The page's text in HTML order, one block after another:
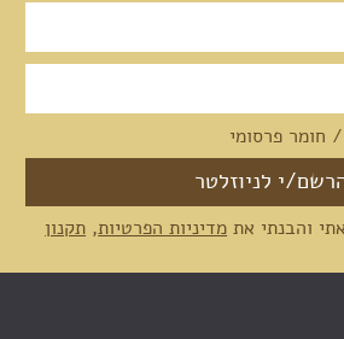
פרסומי
והבנתי את מדיניות הפרטיות, תקנון